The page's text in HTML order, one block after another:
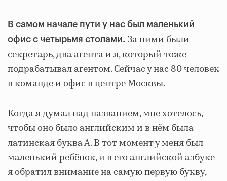
В самом начале пути у нас был маленький
офис с четырьмя столами. За ними были
секретарь, два агента и я, который тоже
подрабатывал агентом. Сейчас у нас 80 человек
в команде и офис в центре Москвы.
Когда я думал над названием, мне хотелось,
чтобы оно было английским и в нём была
латинская буква А. В тот момент у меня был
маленький ребёнок, и в его английской азбуке
я обратил внимание на самую первую букву,